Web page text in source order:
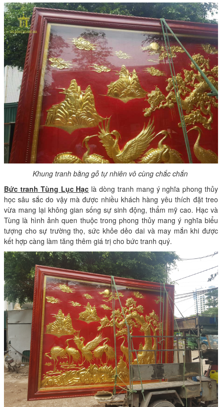
Khung tranh bằng gỗ tự nhiên vô cùng chắc chắn
Bức tranh Tùng Lục Hạc là dòng tranh mang ý nghĩa phong thủy
học sâu sắc do vậy mà được nhiều khách hàng yêu thích đặt treo
vừa mang lại không gian sống sự sinh động, thẩm mỹ cao. Hạc và
Tùng là hình ảnh quen thuộc trong phong thủy mang ý nghĩa biểu
tượng cho sự trường thọ, sức khỏe dẻo dai và may mắn khi được
kết hợp càng làm tăng thêm giá trị cho bức tranh quý.